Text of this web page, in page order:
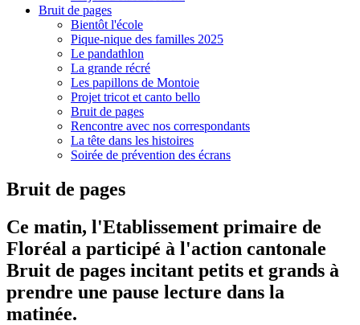
Bruit de pages
Bientôt l'école
Pique-nique des familles 2025
Le pandathlon
La grande récré
Les papillons de Montoie
Projet tricot et canto bello
Bruit de pages
Rencontre avec nos correspondants
La tête dans les histoires
Soirée de prévention des écrans
Bruit de pages
Ce matin, l'Etablissement primaire de
Floréal a participé à l'action cantonale
Bruit de pages incitant petits et grands à
prendre une pause lecture dans la
matinée.